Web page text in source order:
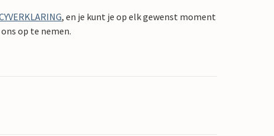
, en je kunt je op elk gewenst moment
op te nemen.